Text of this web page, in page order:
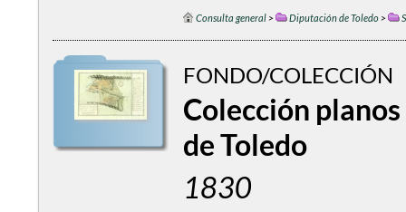
Consulta general> Diputación de Toledo>
FONDO/COLECCIÓN
Colección
de Toledo
1830